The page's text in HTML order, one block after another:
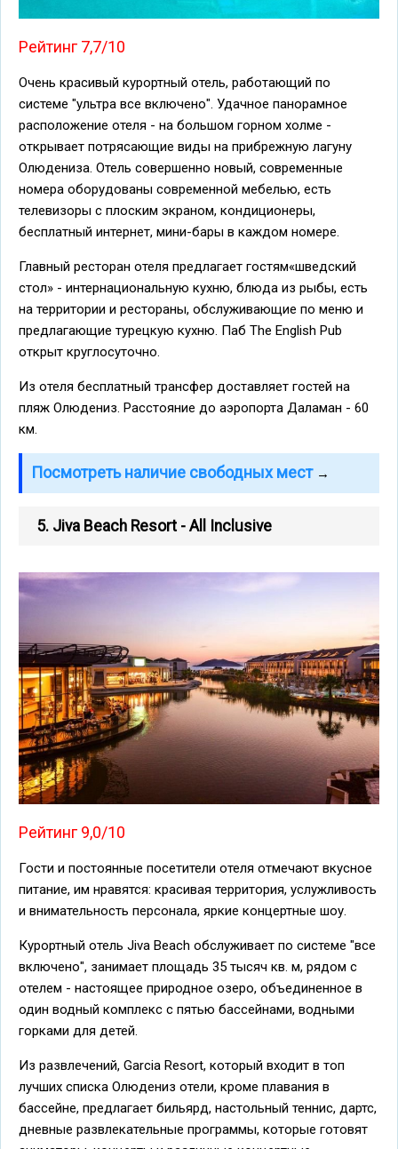
Рейтинг 7,7/10
Очень красивый курортный отель, работающий по
системе "ультра все включено". Удачное панорамное
расположение отеля - на большом горном холме -
открывает потрясающие виды на прибрежную лагуну
Олюдениза. Отель совершенно новый, современные
номера оборудованы современной мебелью, есть
телевизоры с плоским экраном, кондиционеры,
бесплатный интернет, мини-бары в каждом номере.
Главный ресторан отеля предлагает гостям«шведский
стол» - интернациональную кухню, блюда из рыбы, есть
на территории и рестораны, обслуживающие по меню и
предлагающие турецкую кухню. Паб The English Pub
открыт круглосуточно.
Из отеля бесплатный трансфер доставляет гостей на
пляж Олюдениз. Расстояние до аэропорта Даламан - 60
км.
Посмотреть наличие свободных мест→
5. Jiva Beach Resort - All Inclusive
Рейтинг 9,0/10
Гости и постоянные посетители отеля отмечают вкусное
питание, им нравятся: красивая территория, услужливость
и внимательность персонала, яркие концертные шоу.
Курортный отель Jiva Beach обслуживает по системе "все
включено", занимает площадь 35 тысяч кв. м, рядом с
отелем - настоящее природное озеро, объединенное в
один водный комплекс с пятью бассейнами, водными
горками для детей.
Из развлечений, Garcia Resort, который входит в топ
лучших списка Олюдениз отели, кроме плавания в
бассейне, предлагает бильярд, настольный теннис, дартс,
дневные развлекательные программы, которые готовят